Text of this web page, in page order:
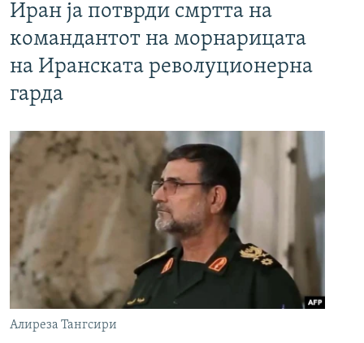
Иран ја потврди смртта на
командантот на морнарицата
на Иранската револуционерна
гарда
Алиреза Тангсири